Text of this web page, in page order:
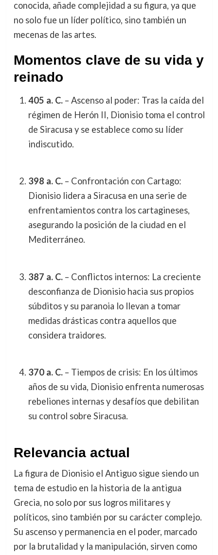
conocida, añade complejidad a su figura, ya que
no solo fue un líder político, sino también un
mecenas de las artes.
Momentos clave de su vida y
reinado
405 a. C.– Ascenso al poder: Tras la caída del
régimen de Herón II, Dionisio toma el control
de Siracusa y se establece como su líder
indiscutido.
398 a. C.– Confrontación con Cartago:
Dionisio lidera a Siracusa en una serie de
enfrentamientos contra los cartagineses,
asegurando la posición de la ciudad en el
Mediterráneo.
387 a. C.– Conflictos internos: La creciente
desconfianza de Dionisio hacia sus propios
súbditos y su paranoia lo llevan a tomar
medidas drásticas contra aquellos que
considera traidores.
370 a. C.– Tiempos de crisis: En los últimos
años de su vida, Dionisio enfrenta numerosas
rebeliones internas y desafíos que debilitan
su control sobre Siracusa.
Relevancia actual
La figura de Dionisio el Antiguo sigue siendo un
tema de estudio en la historia de la antigua
Grecia, no solo por sus logros militares y
políticos, sino también por su carácter complejo.
Su ascenso y permanencia en el poder, marcado
por la brutalidad y la manipulación, sirven como